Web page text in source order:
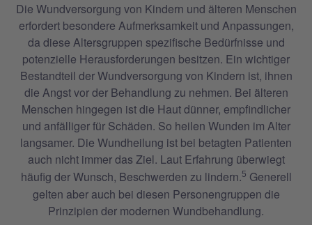
Die Wundversorgung von Kindern und älteren Menschen
erfordert besondere Aufmerksamkeit und Anpassungen,
da diese Altersgruppen spezifische Bedürfnisse und
potenzielle Herausforderungen besitzen. Ein wichtiger
Bestandteil der Wundversorgung von Kindern ist, ihnen
die Angst vor der Behandlung zu nehmen. Bei älteren
Menschen hingegen ist die Haut dünner, empfindlicher
und anfälliger für Schäden. So heilen Wunden im Alter
langsamer. Die Wundheilung ist bei betagten Patienten
auch nicht immer das Ziel. Laut Erfahrung überwiegt
häufig der Wunsch, Beschwerden zu lindern.5 Generell
gelten aber auch bei diesen Personengruppen die
Prinzipien der modernen Wundbehandlung.